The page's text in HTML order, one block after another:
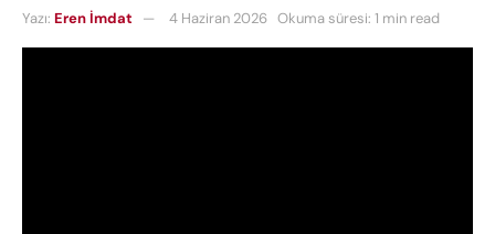
Yazı: Eren İmdat 4 Haziran 2026 Okuma süresi: 1 min read